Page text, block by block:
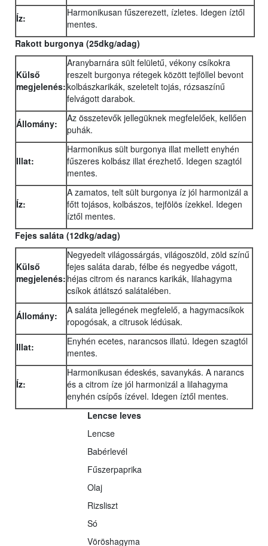
Íz:
Harmonikusan fűszerezett, ízletes. Idegen íztől
mentes.
Rakott burgonya (25dkg/adag)
Külső
megjelenés:
Aranybarnára sült felületű, vékony csíkokra
reszelt burgonya rétegek között tejföllel bevont
kolbászkarikák, szeletelt tojás, rózsaszínű
felvágott darabok.
Állomány:
Az összetevők jellegüknek megfelelőek, kellően
puhák.
Illat:
Harmonikus sült burgonya illat mellett enyhén
fűszeres kolbász illat érezhető. Idegen szagtól
mentes.
Íz:
A zamatos, telt sült burgonya íz jól harmonizál a
főtt tojásos, kolbászos, tejfölös ízekkel. Idegen
íztől mentes.
Fejes saláta (12dkg/adag)
Külső
megjelenés:
Negyedelt világossárgás, világoszöld, zöld színű
fejes saláta darab, félbe és negyedbe vágott,
héjas citrom és narancs karikák, lilahagyma
csíkok átlátszó salátalében.
Állomány:
A saláta jellegének megfelelő, a hagymacsíkok
ropogósak, a citrusok lédúsak.
Illat:
Enyhén ecetes, narancsos illatú. Idegen szagtól
mentes.
Íz:
Harmonikusan édeskés, savanykás. A narancs
és a citrom íze jól harmonizál a lilahagyma
enyhén csípős ízével. Idegen íztől mentes.
Lencse leves
Lencse
Babérlevél
Fűszerpaprika
Olaj
Rizsliszt
Só
Vöröshagyma